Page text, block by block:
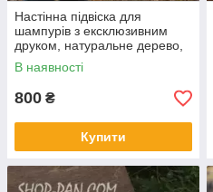
Настінна підвіска для
шампурів з ексклюзивним
друком, натуральне дерево,
стильний органайзер для
зберігання шампурів, зручний
В наявності
800 ₴
Купити